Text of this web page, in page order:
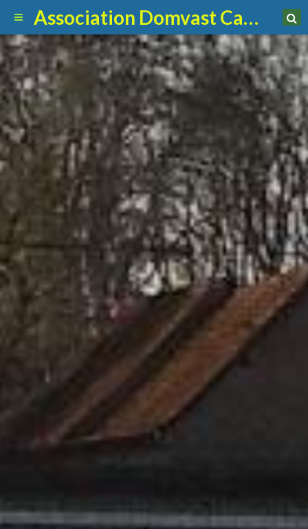
Association Domvast Canin Club